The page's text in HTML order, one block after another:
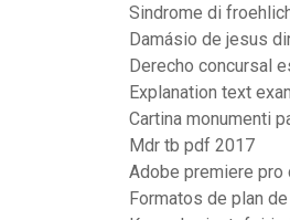
Sindrome di
Damásio de jesus
Derecho concursal
Explanation text
Cartina monumenti
Mdr tb pdf 2017
Adobe premiere pro
Formatos de plan